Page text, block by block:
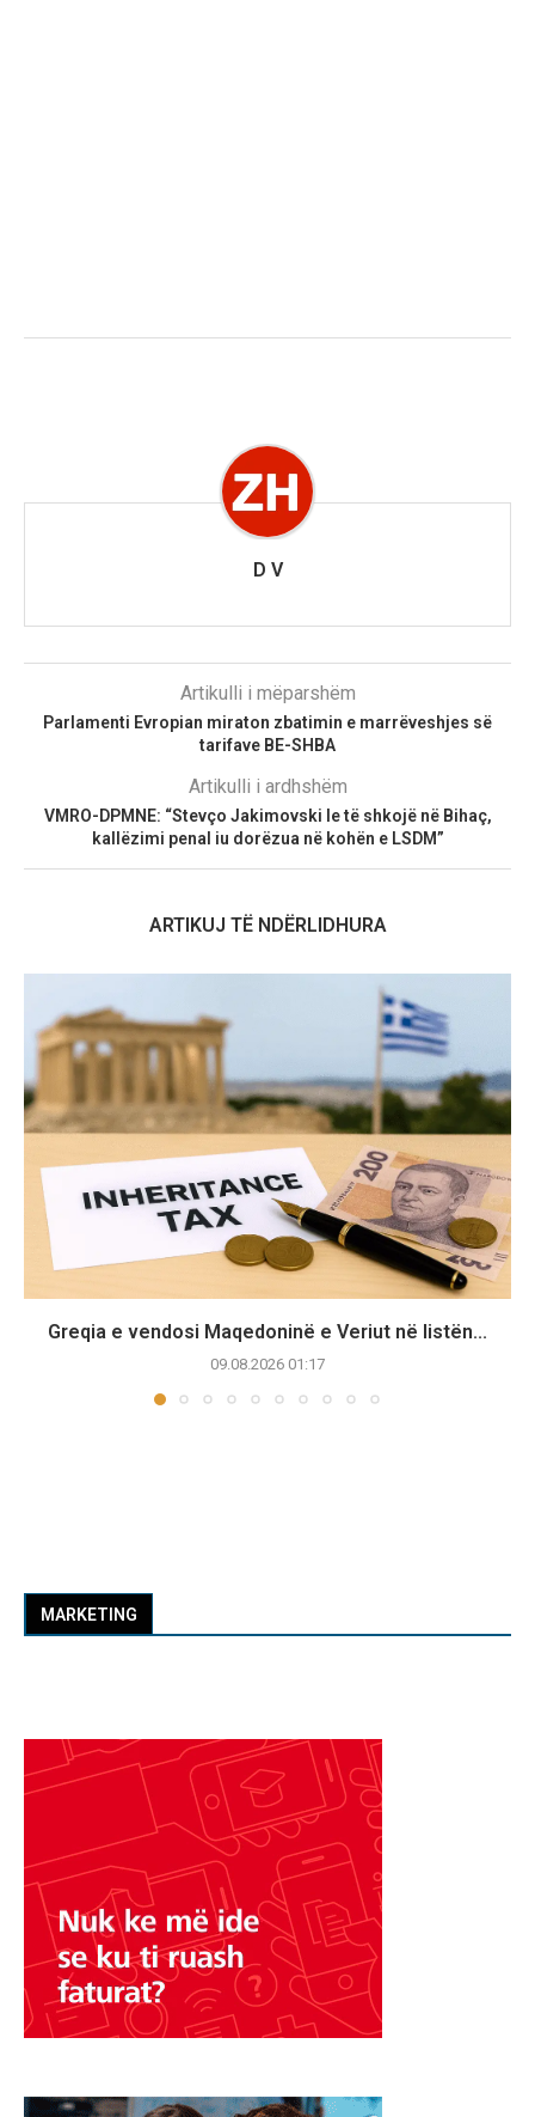
D V
Artikulli i mëparshëm
Parlamenti Evropian miraton zbatimin e marrëveshjes së
tarifave BE-SHBA
Artikulli i ardhshëm
VMRO-DPMNE: “Stevço Jakimovski le të shkojë në Bihaç,
kallëzimi penal iu dorëzua në kohën e LSDM”
ARTIKUJ TË NDËRLIDHURA
Greqia e vendosi Maqedoninë e Veriut në listën...
09.08.2026 01:17
MARKETING